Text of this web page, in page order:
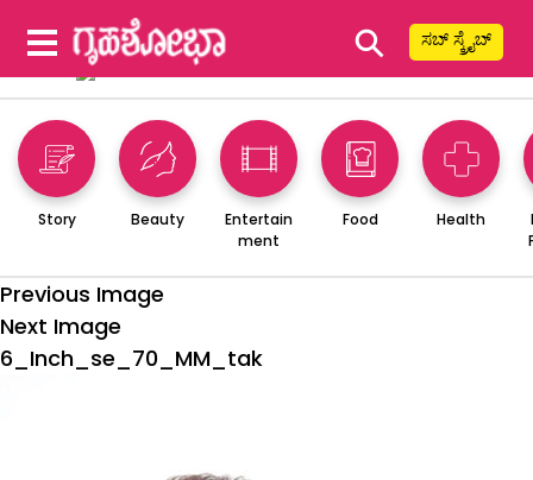
⚲ ಸಬ್ ಸ್ಕ್ರೈಬ್
Story Beauty
Entertain
ment
Food Health
Previous Image
Next Image
6_Inch_se_70_MM_tak